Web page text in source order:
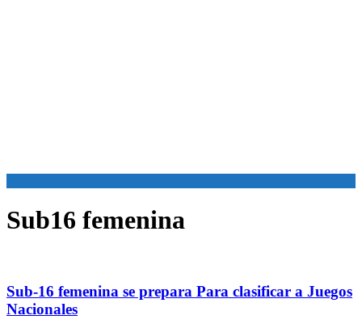
Sub16 femenina
Sub-16 femenina se prepara Para clasificar a Juegos
Nacionales